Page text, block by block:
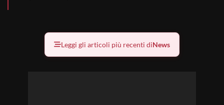
Leggi gli articoli più recenti diNews